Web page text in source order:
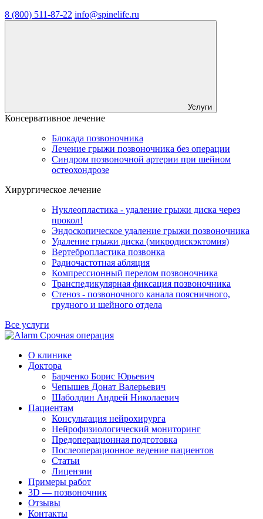
8 (800) 511-87-22 info@spinelife.ru
Услуги
Консервативное лечение
Блокада позвоночника
Лечение грыжи позвоночника без операции
Синдром позвоночной артерии при шейном
остеохондрозе
Хирургическое лечение
Нуклеопластика - удаление грыжи диска через
прокол!
Эндоскопическое удаление грыжи позвоночника
Удаление грыжи диска (микродискэктомия)
Вертебропластика позвонка
Радиочастотная абляция
Компрессионный перелом позвоночника
Транспедикулярная фиксация позвоночника
Стеноз - позвоночного канала поясничного,
грудного и шейного отдела
Все услуги
Срочная операция
О клинике
Доктора
Барченко Борис Юрьевич
Чепышев Донат Валерьевич
Шаболдин Андрей Николаевич
Пациентам
Консультация нейрохирурга
Нейрофизиологический мониторинг
Предоперационная подготовка
Послеоперационное ведение пациентов
Статьи
Лицензии
Примеры работ
3D — позвоночник
Отзывы
Контакты